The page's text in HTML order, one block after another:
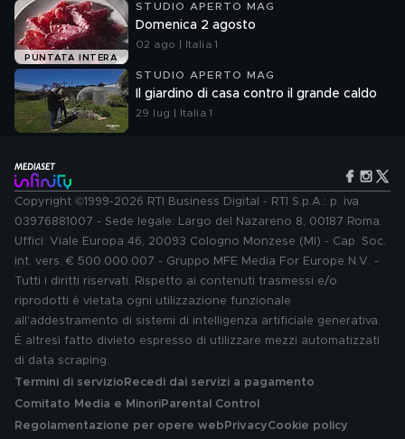
PUNTATA INTERA
STUDIO APERTO MAG
Domenica 2 agosto
02 ago | Italia 1
STUDIO APERTO MAG
Il giardino di casa contro il grande caldo
29 lug | Italia 1
Copyright ©1999-2026 RTI Business Digital - RTI S.p.A.: p. iva
03976881007 - Sede legale: Largo del Nazareno 8, 00187 Roma.
Uffici: Viale Europa 46, 20093 Cologno Monzese (MI) - Cap. Soc.
int. vers. € 500.000.007 - Gruppo MFE Media For Europe N.V. -
Tutti i diritti riservati. Rispetto ai contenuti trasmessi e/o
riprodotti è vietata ogni utilizzazione funzionale
all'addestramento di sistemi di intelligenza artificiale generativa.
È altresì fatto divieto espresso di utilizzare mezzi automatizzati
di data scraping.
Termini di servizio Recedi dai servizi a pagamento
Comitato Media e MinoriParental Control
Regolamentazione per opere web PrivacyCookie policy